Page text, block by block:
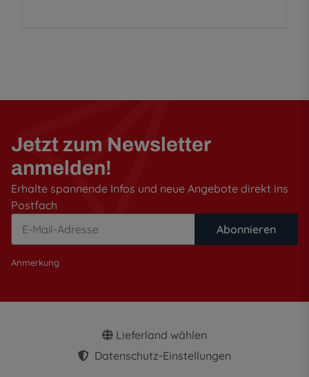
Jetzt zum Newsletter
anmelden!
Erhalte spannende Infos und neue Angebote direkt ins
Postfach
Abonnieren
Anmerkung
Lieferland wählen
Datenschutz-Einstellungen